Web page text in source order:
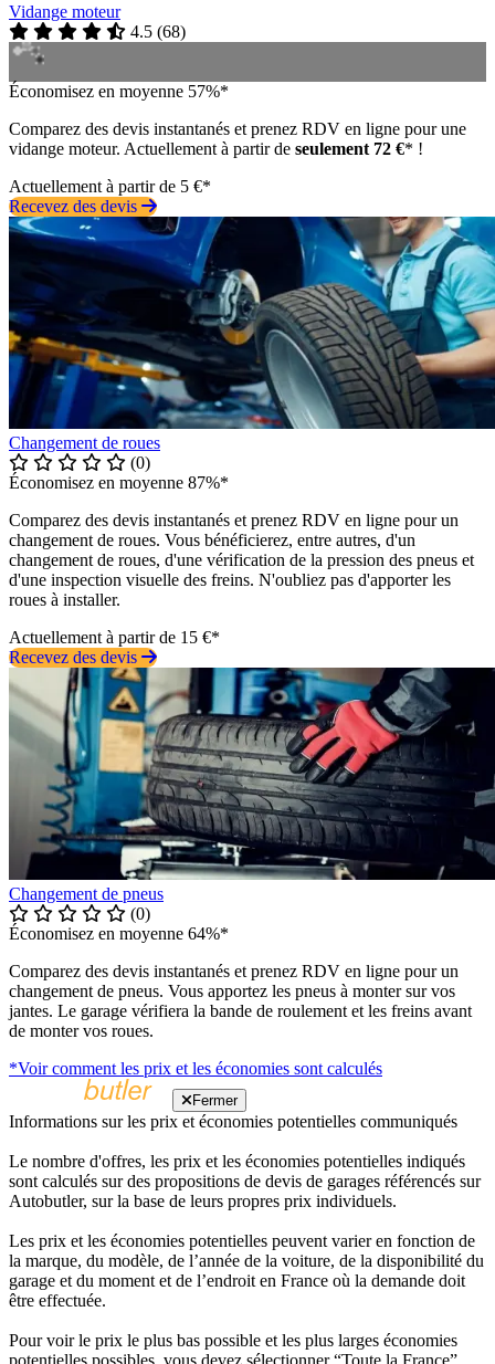
Vidange moteur
4.5 (68)
Économisez en moyenne 57%*
Comparez des devis instantanés et prenez RDV en ligne pour une
vidange moteur. Actuellement à partir de seulement 72 €* !
Actuellement à partir de 5 €*
Recevez des devis
Changement de roues
(0)
Économisez en moyenne 87%*
Comparez des devis instantanés et prenez RDV en ligne pour un
changement de roues. Vous bénéficierez, entre autres, d'un
changement de roues, d'une vérification de la pression des pneus et
d'une inspection visuelle des freins. N'oubliez pas d'apporter les
roues à installer.
Actuellement à partir de 15 €*
Recevez des devis
Changement de pneus
(0)
Économisez en moyenne 64%*
Comparez des devis instantanés et prenez RDV en ligne pour un
changement de pneus. Vous apportez les pneus à monter sur vos
jantes. Le garage vérifiera la bande de roulement et les freins avant
de monter vos roues.
*Voir comment les prix et les économies sont calculés
Fermer
Informations sur les prix et économies potentielles communiqués
Le nombre d'offres, les prix et les économies potentielles indiqués
sont calculés sur des propositions de devis de garages référencés sur
Autobutler, sur la base de leurs propres prix individuels.
Les prix et les économies potentielles peuvent varier en fonction de
la marque, du modèle, de l’année de la voiture, de la disponibilité du
garage et du moment et de l’endroit en France où la demande doit
être effectuée.
Pour voir le prix le plus bas possible et les plus larges économies
potentielles possibles, vous devez sélectionner “Toute la France”